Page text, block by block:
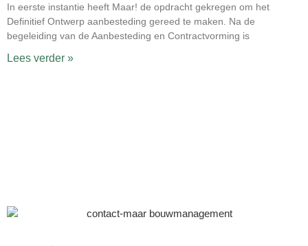
In eerste instantie heeft Maar! de opdracht gekregen om het
Definitief Ontwerp aanbesteding gereed te maken. Na de
begeleiding van de Aanbesteding en Contractvorming is
Lees verder »